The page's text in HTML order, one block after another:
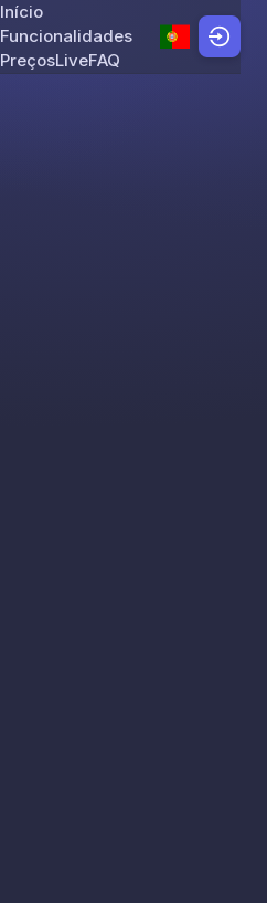
Skip to content
Início
Funcionalidades
PreçosLiveFAQ